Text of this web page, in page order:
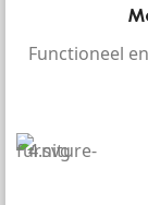
Functioneel